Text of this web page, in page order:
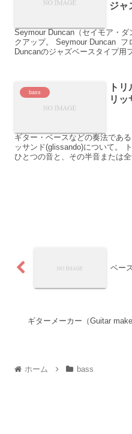
ジャ
Seymour Duncan（セイモア・
クアップ。 Seymour Duncan フ
Duncanのジャズベースタイプ用
bass
ト
リ
ギター・ベースなどの奏法であ
ッサンド(glissando)について。
ひとつの音と、その半音または
ベー
ギターメーカー（Guitar
ホーム bass